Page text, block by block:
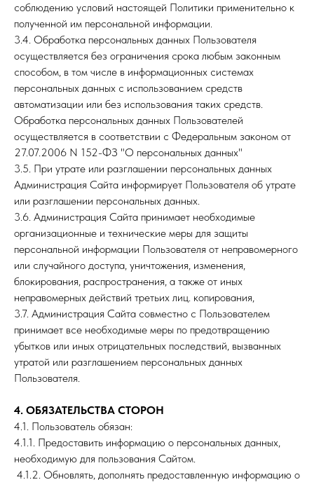
соблюдению условий настоящей Политики применительно к
полученной им персональной информации.
3.4. Обработка персональных данных Пользователя
осуществляется без ограничения срока любым законным
способом, в том числе в информационных системах
персональных данных с использованием средств
автоматизации или без использования таких средств.
Обработка персональных данных Пользователей
осуществляется в соответствии с Федеральным законом от
27.07.2006 N 152-ФЗ "О персональных данных"
3.5. При утрате или разглашении персональных данных
Администрация Сайта информирует Пользователя об утрате
или разглашении персональных данных.
3.6. Администрация Сайта принимает необходимые
организационные и технические меры для защиты
персональной информации Пользователя от неправомерного
или случайного доступа, уничтожения, изменения,
блокирования, распространения, а также от иных
неправомерных действий третьих лиц. копирования,
3.7. Администрация Сайта совместно с Пользователем
принимает все необходимые меры по предотвращению
убытков или иных отрицательных последствий, вызванных
утратой или разглашением персональных данных
Пользователя.
4. ОБЯЗАТЕЛЬСТВА СТОРОН
4.1. Пользователь обязан:
4.1.1. Предоставить информацию о персональных данных,
необходимую для пользования Сайтом.
4.1.2. Обновлять, дополнять предоставленную информацию о